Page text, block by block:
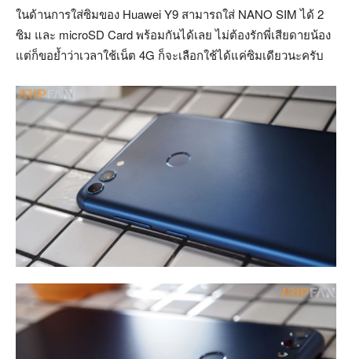
ในด้านการใส่ซิมของ Huawei Y9 สามารถใส่ NANO SIM ได้ 2
ซิม และ microSD Card พร้อมกันได้เลย ไม่ต้องรักพี่เสียดายน้อง
แต่ก็ขอย้ำว่าเวลาใช้เน็ต 4G ก็จะเลือกใช้ได้แค่ซิมเดียวนะครับ